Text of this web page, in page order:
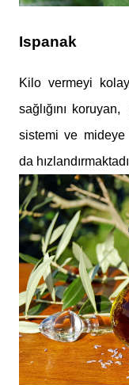
Ispanak
Kilo vermeyi
sağlığını
sistemi ve mideye
da